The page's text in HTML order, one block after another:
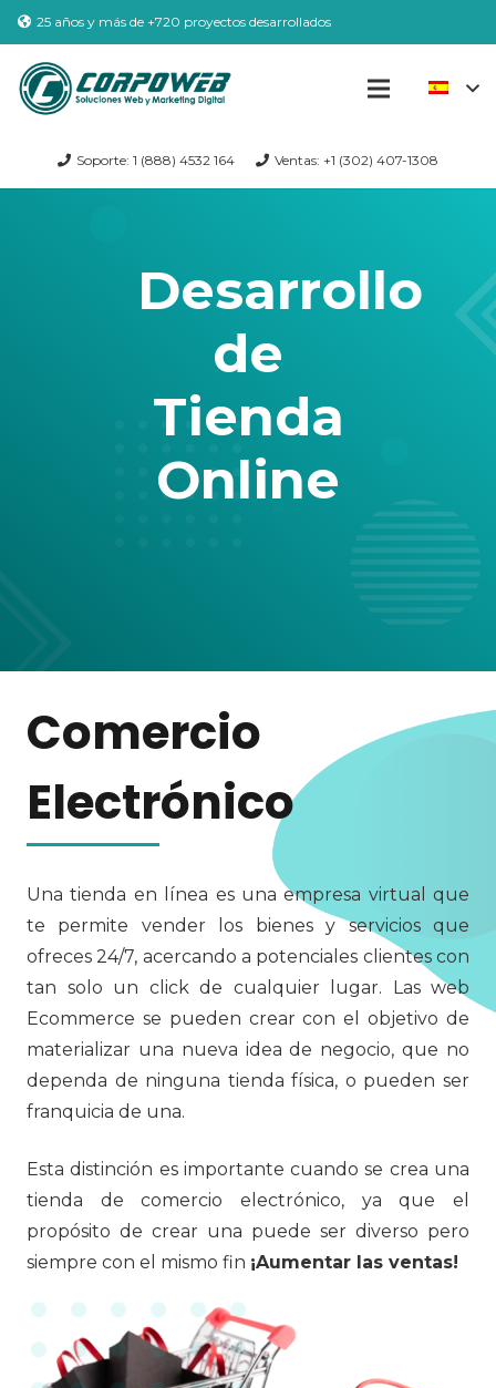
25 años y más de +720 proyectos desarrollados
Soporte: 1 (888) 4532 164 Ventas: +1 (302) 407-1308
Desarrollo
de
Tienda
Online
Comercio
Electrónico
Una tienda en línea es una empresa virtual que
te permite vender los bienes y servicios que
ofreces 24/7, acercando a potenciales clientes con
tan solo un click de cualquier lugar. Las web
Ecommerce se pueden crear con el objetivo de
materializar una nueva idea de negocio, que no
dependa de ninguna tienda física, o pueden ser
franquicia de una.
Esta distinción es importante cuando se crea una
tienda de comercio electrónico, ya que el
propósito de crear una puede ser diverso pero
siempre con el mismo fin ¡Aumentar las ventas!